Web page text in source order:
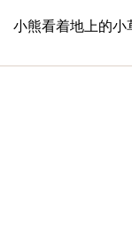
小熊看着地上的小